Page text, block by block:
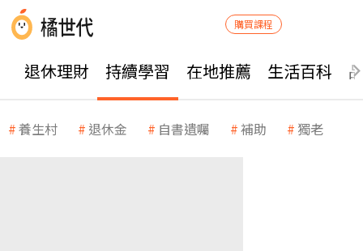
購買課程
退休理財 持續學習 在地推薦 生活百科
養生村 退休金 自書遺囑 補助 獨老